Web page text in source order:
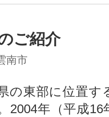
ご紹介
南市
の東部に位置す
2004年（平成16